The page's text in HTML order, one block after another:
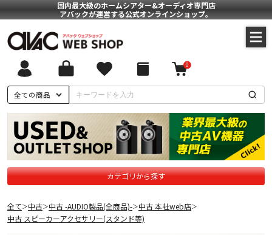
国内最大級のホームシアター&オーディオ専門店
アバックが運営する公式オンラインショップ。
全ての商品
0
カテゴリから探す
全て＞中古＞中古 -AUDIO製品(全商品)-＞中古 本社web店＞
中古 スピーカーアクセサリー(スタンド等)